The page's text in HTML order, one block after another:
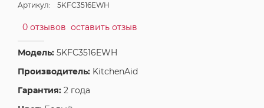
Артикул: 5KFC3516EWH
0 отзывов оставить отзыв
Модель: 5KFC3516EWH
Производитель: KitchenAid
Гарантия: 2 года